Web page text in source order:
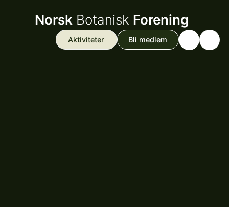
Norsk Botanisk Forening
Aktiviteter Bli medlem Search